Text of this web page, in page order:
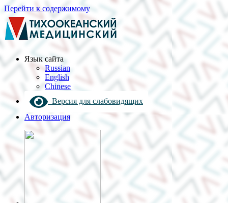
Перейти к содержимому
Язык cайта
Russian
English
Chinese
Версия для слабовидящих
Авторизация